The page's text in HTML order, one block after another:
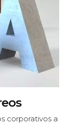
corporativos a